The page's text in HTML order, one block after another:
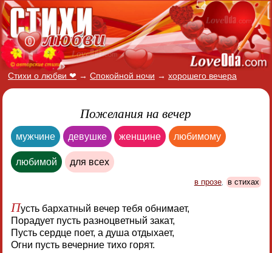
Стихи о любви ❤ → Спокойной ночи → хорошего вечера
Пожелания на вечер
мужчине девушке женщине любимому
любимой для всех
в прозе, в стихах
Пусть бархатный вечер тебя обнимает,
Порадует пусть разноцветный закат,
Пусть сердце поет, а душа отдыхает,
Огни пусть вечерние тихо горят.